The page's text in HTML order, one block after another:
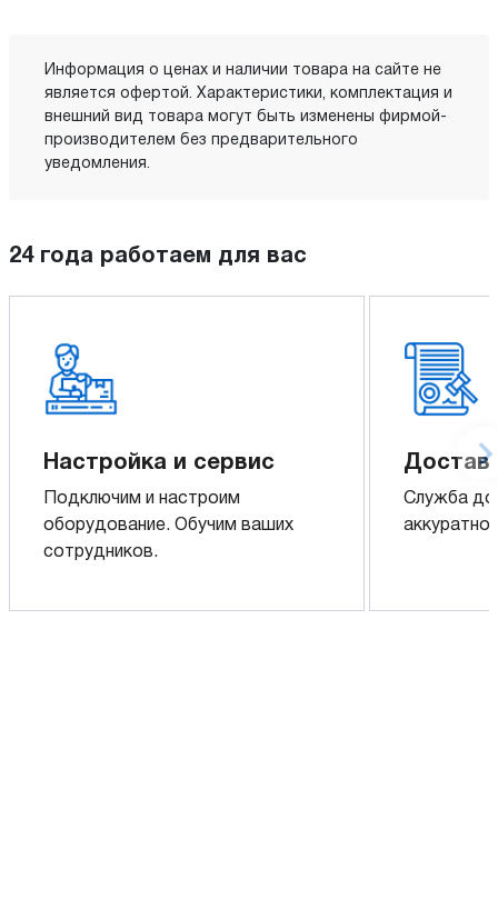
Информация о ценах и наличии товара на сайте не
является офертой. Характеристики, комплектация и
внешний вид товара могут быть изменены фирмой-
производителем без предварительного
уведомления.
24 года работаем для вас
Настройка и сервис
Подключим и настроим
оборудование. Обучим ваших
сотрудников.
Служба
аккуратно